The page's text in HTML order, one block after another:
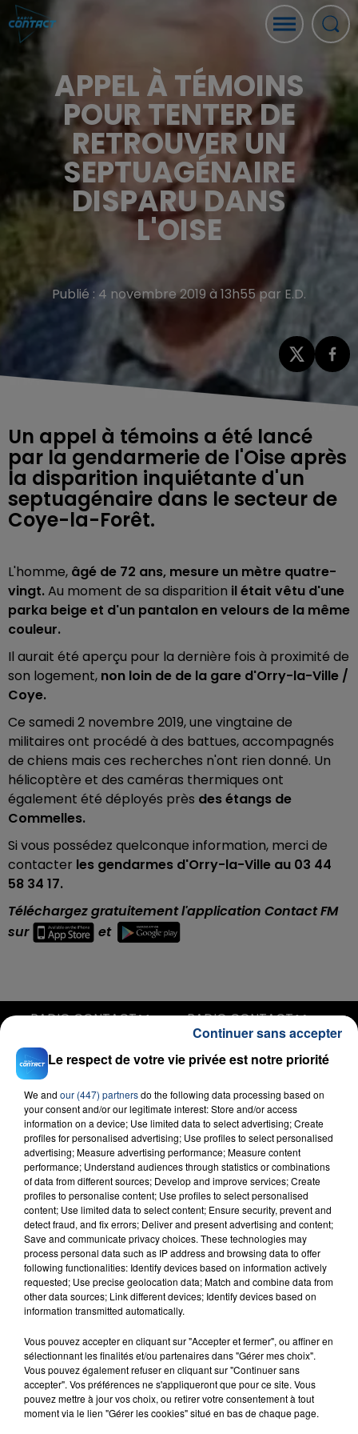
APPEL À TÉMOINS
POUR TENTER DE
RETROUVER UN
SEPTUAGÉNAIRE
DISPARU DANS
L'OISE
Publié : 4 novembre 2019 à 13h55 par E.D.
Un appel à témoins a été lancé
par la gendarmerie de l'Oise après
la disparition inquiétante d'un
septuagénaire dans le secteur de
Coye-la-Forêt.
L'homme, âgé de 72 ans, mesure un mètre quatre-
vingt.Au moment de sa disparition il était vêtu d'une
parka beige et d'un pantalon en velours de la même
couleur.
Il aurait été aperçu pour la dernière fois à proximité de
son logement, non loin de de la gare d'Orry-la-Ville /
Coye.
Ce samedi 2 novembre 2019, une vingtaine de
militaires ont procédé à des battues, accompagnés
de chiens mais ces recherches n'ont rien donné. Un
hélicoptère et des caméras thermiques ont
également été déployés près des étangs de
Commelles.
Si vous possédez quelconque information, merci de
contacter les gendarmes d'Orry-la-Ville au 03 44
58 34 17.
Téléchargez gratuitement l'application Contact FM
sur
et
WIZTHEMC & BEES AND HONEY
RADIO CONTACT
FIL D'ACTU
23 juillet 2026
INCENDIE MORTEL À LENS : UNE FEMME ET
SON BÉBÉ ENTRE LA VIE ET LA...
Un homme s'est immolé par le feu après avoir
Le respect de votre vie privée est notre priorité
We and our (447) partnersdo the following data processing based on
your consent and/or our legitimate interest: Store and/or access
information on a device; Use limited data to select advertising; Create
profiles for personalised advertising; Use profiles to select personalised
advertising; Measure advertising performance; Measure content
performance; Understand audiences through statistics or combinations
of data from different sources; Develop and improve services; Create
profiles to personalise content; Use profiles to select personalised
content; Use limited data to select content; Ensure security, prevent and
detect fraud, and fix errors; Deliver and present advertising and content;
Save and communicate privacy choices. These technologies may
process personal data such as IP address and browsing data to offer
following functionalities: Identify devices based on information actively
requested; Use precise geolocation data; Match and combine data from
other data sources; Link different devices; Identify devices based on
information transmitted automatically.
Vous pouvez accepter en cliquant sur "Accepter et fermer", ou affiner en
sélectionnant les finalités et/ou partenaires dans "Gérer mes choix".
Vous pouvez également refuser en cliquant sur "Continuer sans
accepter". Vos préférences ne s'appliqueront que pour ce site. Vous
pouvez mettre à jour vos choix, ou retirer votre consentement à tout
moment via le lien "Gérer les cookies" situé en bas de chaque page.
Continuer sans accepter